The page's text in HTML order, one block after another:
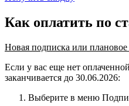
Как оплатить по
Новая подписка или
Если у вас еще нет
заканчивается до 30.06.2026:
Выберите в меню